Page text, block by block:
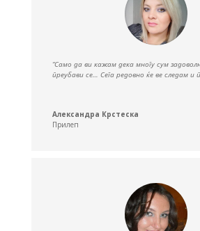
“Само да ви кажам дека многу сум
преубави се… Сега редовно ќе ве следам и
Александра Крстеска
Прилеп